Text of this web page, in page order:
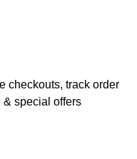
checkouts, track order
& special offers